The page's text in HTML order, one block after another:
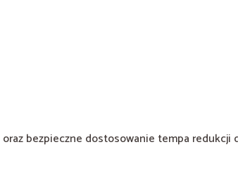
bezpieczne dostosowanie tempa redukcji